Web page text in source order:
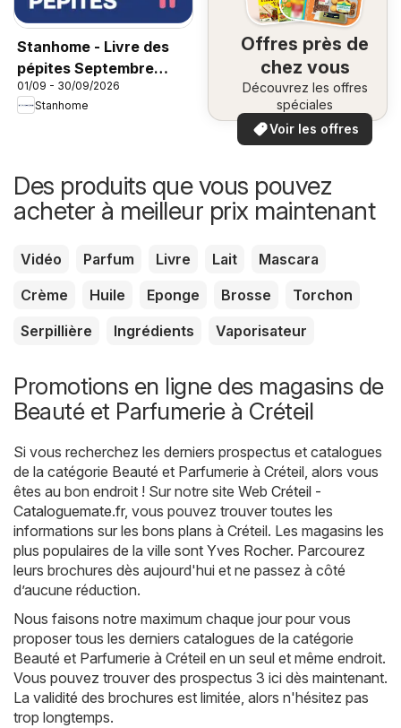
Stanhome - Livre des
pépites Septembre
2026
01/09 - 30/09/2026
Stanhome
Offres près de
chez vous
Découvrez les offres
spéciales
Voir les offres
Des produits que vous pouvez
acheter à meilleur prix maintenant
Vidéo Parfum Livre Lait
Mascara
Crème
Huile Eponge Brosse
Torchon
Serpillière
Ingrédients Vaporisateur
Promotions en ligne des magasins de
Beauté et Parfumerie à Créteil
Si vous recherchez les derniers prospectus et catalogues
de la catégorie Beauté et Parfumerie à Créteil, alors vous
êtes au bon endroit ! Sur notre site Web Créteil -
Cataloguemate.fr, vous pouvez trouver toutes les
informations sur les bons plans à Créteil. Les magasins les
plus populaires de la ville sont Yves Rocher. Parcourez
leurs brochures dès aujourd'hui et ne passez à côté
d’aucune réduction.
Nous faisons notre maximum chaque jour pour vous
proposer tous les derniers catalogues de la catégorie
Beauté et Parfumerie à Créteil en un seul et même endroit.
Vous pouvez trouver des prospectus 3 ici dès maintenant.
La validité des brochures est limitée, alors n'hésitez pas
trop longtemps.